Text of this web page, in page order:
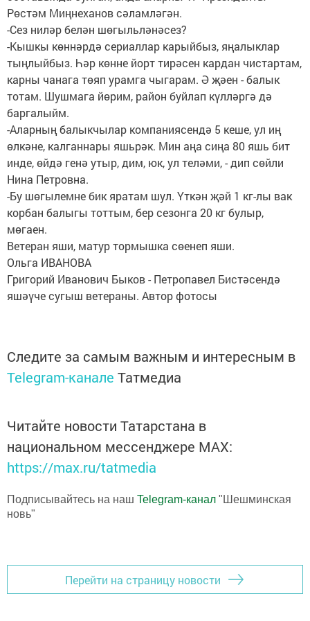
Рөстәм Миңнеханов сәламләгән.
-Сез ниләр белән шөгыльләнәсез?
-Кышкы көннәрдә сериаллар карыйбыз, яңалыклар
тыңлыйбыз. Һәр көнне йорт тирәсен кардан чистартам,
карны чанага төяп урамга чыгарам. Ә җәен - балык
тотам. Шушмага йөрим, район буйлап күлләргә дә
баргалыйм.
-Аларның балыкчылар компаниясендә 5 кеше, ул иң
өлкәне, калганнары яшьрәк. Мин аңа сиңа 80 яшь бит
инде, өйдә генә утыр, дим, юк, ул теләми, - дип сөйли
Нина Петровна.
-Бу шөгылемне бик яратам шул. Үткән җәй 1 кг-лы вак
корбан балыгы тоттым, бер сезонга 20 кг булыр,
мөгаен.
Ветеран яши, матур тормышка сөенеп яши.
Ольга ИВАНОВА
Григорий Иванович Быков - Петропавел Бистәсендә
яшәүче сугыш ветераны. Автор фотосы
Следите за самым важным и интересным в
Telegram-канале Татмедиа
Читайте новости Татарстана в
национальном мессенджере MАХ:
https://max.ru/tatmedia
Подписывайтесь на наш Telegram-канал "Шешминская
новь"
Перейти на страницу новости